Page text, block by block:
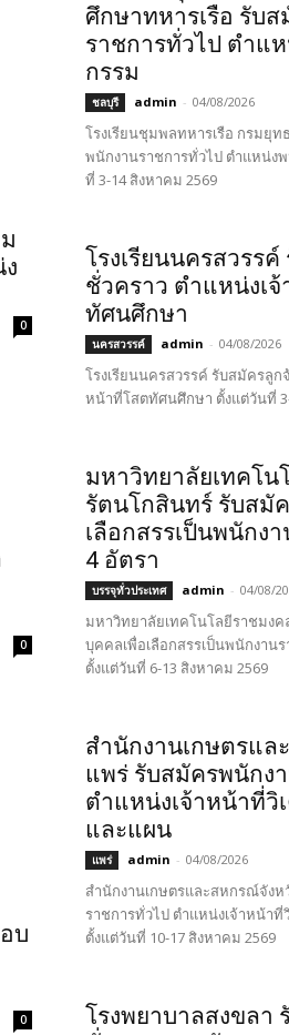
0
0
บ
0
ศึกษาทหารเรือ รับ
ราชการทั่วไป ตำแ
กรรม
ชลบุรี admin - 04/08/2026
โรงเรียนชุมพลทหารเรือ กรมยุ
พนักงานราชการทั่วไป ตำแหน่ง
ที่ 3-14 สิงหาคม 2569
โรงเรียนนครสวรร
ชั่วคราว ตำแหน่งเ
ทัศนศึกษา
นครสวรรค์ admin - 04/08/2026
โรงเรียนนครสวรรค์ รับสมัครลูก
หน้าที่โสตทัศนศึกษา ตั้งแต่วันที่
มหาวิทยาลัยเทคโน
รัตนโกสินทร์ รับสมั
เลือกสรรเป็นพนักง
4 อัตรา
บรรจุทั่วประเทศ admin - 04/08/
มหาวิทยาลัยเทคโนโลยีราชมง
บุคคลเพื่อเลือกสรรเป็นพนักงาน
ตั้งแต่วันที่ 6-13 สิงหาคม 2569
สำนักงานเกษตรแ
แพร่ รับสมัครพนักง
ตำแหน่งเจ้าหน้าที่วิ
และแผน
แพร่ admin - 04/08/2026
สำนักงานเกษตรและสหกรณ์จัง
ราชการทั่วไป ตำแหน่งเจ้าหน้า
ตั้งแต่วันที่ 10-17 สิงหาคม 2569
โรงพยาบาลสงขลา